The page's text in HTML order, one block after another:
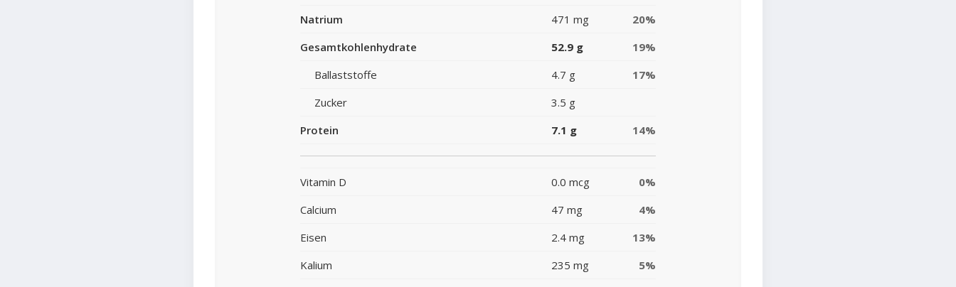
Natrium
471 mg
20%
Gesamtkohlenhydrate
52.9 g
19%
Ballaststoffe
4.7 g
17%
Zucker
3.5 g
Protein
7.1 g 14%
Vitamin D 0.0 mcg
0%
Calcium
47 mg
4%
Eisen
2.4 mg
13%
Kalium
235 mg 5%